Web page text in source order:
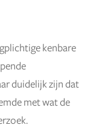
kenbare
duidelijk zijn dat
met wat de